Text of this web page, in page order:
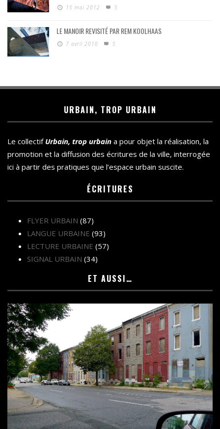
15 mai 2012 5
LE MANOIR REVISITÉ PAR REM KOOLHAAS
7 avril 2010 5
URBAIN, TROP URBAIN
Le collectif Urbain, trop urbain a pour objet la réalisation, la
promotion et la diffusion des écritures de la ville, interrogée
ici à partir des pratiques que l’espace urbain suscite.
ÉCRITURES
FLYER URBAIN (87)
LANGUE URBAINE (93)
LECTURE URBAINE (57)
SIGNAL URBAIN (34)
ET AUSSI…